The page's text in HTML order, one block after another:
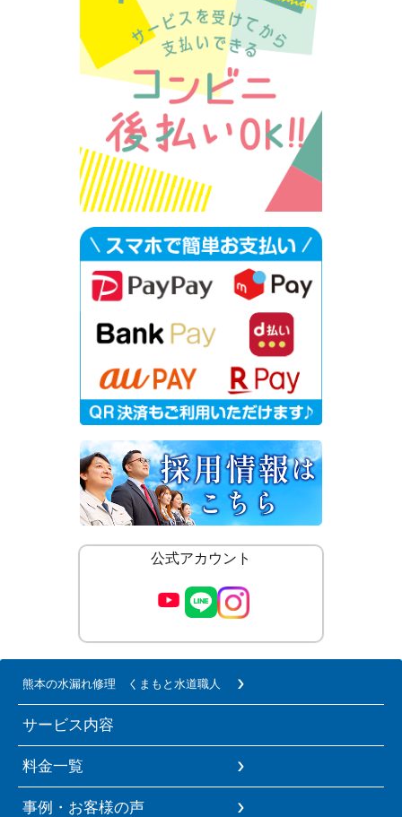
公式アカウント
熊本の水漏れ修理 くまもと水道職人
サービス内容
料金一覧
事例・お客様の声